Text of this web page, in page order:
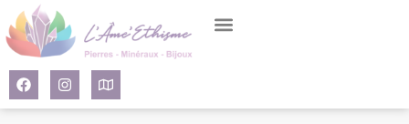
Panneau de gestion des cookies